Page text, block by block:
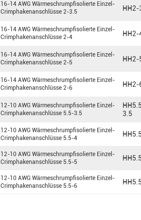
16-14 AWG Wärmeschrumpfisolierte Einzel-
Crimphakenanschlüsse 2-3.5
HH2-
16-14 AWG Wärmeschrumpfisolierte Einzel-
Crimphakenanschlüsse 2-4
HH2-
16-14 AWG Wärmeschrumpfisolierte Einzel-
Crimphakenanschlüsse 2-5
HH2-
16-14 AWG Wärmeschrumpfisolierte Einzel-
Crimphakenanschlüsse 2-6
HH2-
12-10 AWG Wärmeschrumpfisolierte Einzel-
Crimphakenanschlüsse 5.5-3.5
3.5
12-10 AWG Wärmeschrumpfisolierte Einzel-
Crimphakenanschlüsse 5.5-4
12-10 AWG Wärmeschrumpfisolierte Einzel-
Crimphakenanschlüsse 5.5-5
12-10 AWG Wärmeschrumpfisolierte Einzel-
Crimphakenanschlüsse 5.5-6